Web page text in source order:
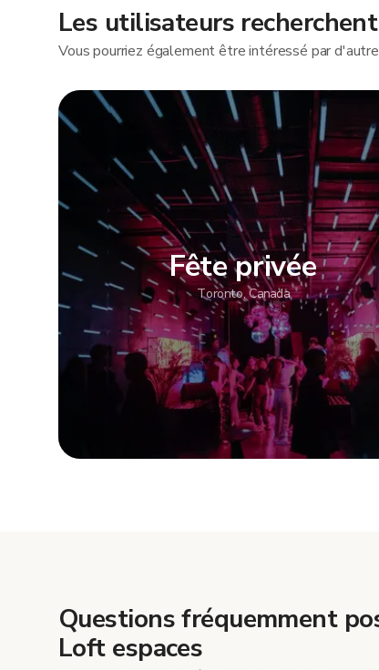
Les utilisateurs
Vous pourriez également être intéressé par
Fête privée
Toronto, Canada
Questions fréquemment
Loft espaces